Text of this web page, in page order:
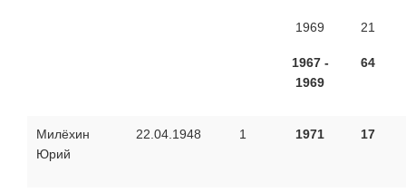
1969
1967 -
1969
21
64
Милёхин
Юрий
22.04.1948 1 1971 17